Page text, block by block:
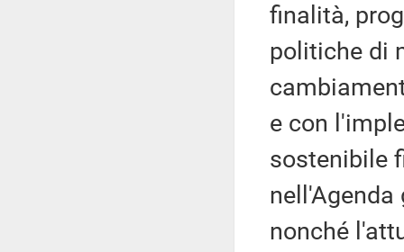
finalità,
politiche di
e con
sostenibile
nonché